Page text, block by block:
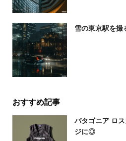
雪の東京駅を撮
おすすめ記事
パタゴニア ロ
ジに◎